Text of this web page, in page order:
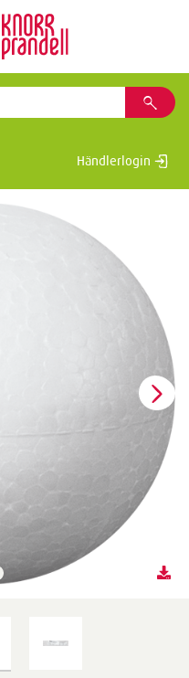
Händlerlogin